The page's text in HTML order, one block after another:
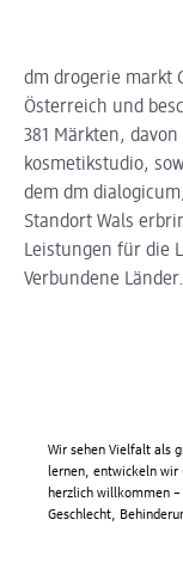
dm drogerie markt
Österreich und
381 Märkten,
kosmetikstudio,
dem dm
Standort Wals
Leistungen für die
Verbundene Länder.
Wir sehen Vielfalt als
lernen, entwickeln wir
herzlich willkommen
Geschlecht,